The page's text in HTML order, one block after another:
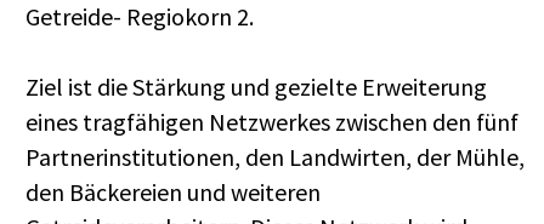
Getreide- Regiokorn 2.
Ziel ist die Stärkung und gezielte Erweiterung
eines tragfähigen Netzwerkes zwischen den fünf
Partnerinstitutionen, den Landwirten, der Mühle,
den Bäckereien und weiteren